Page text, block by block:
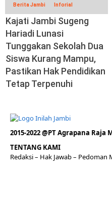
Berita Jambi Inforial
Kajati Jambi Sugeng
Hariadi Lunasi
Tunggakan Sekolah Dua
Siswa Kurang Mampu,
Pastikan Hak Pendidikan
Tetap Terpenuhi
2015-2022 @PT Agrapana Raja
TENTANG KAMI
Redaksi– Hak Jawab – Pedoman